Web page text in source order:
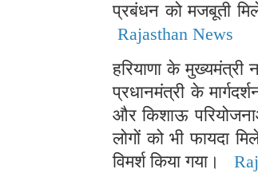
प्रबंधन को मजबूती
Rajasthan News
हरियाणा के
प्रधानमंत्री के
और किशाऊ
लोगों को भी फायदा
विमर्श किया गया।